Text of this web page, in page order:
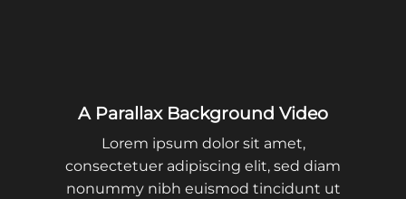
A Parallax Background Video
Lorem ipsum dolor sit amet,
consectetuer adipiscing elit, sed diam
nonummy nibh euismod tincidunt ut